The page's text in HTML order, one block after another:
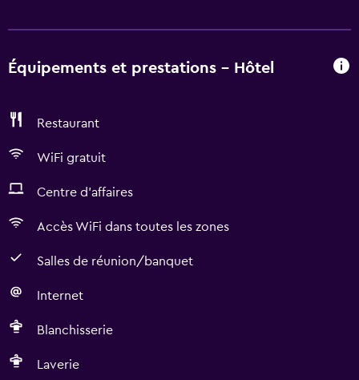
Équipements et prestations - Hôtel
Restaurant
WiFi gratuit
Centre d'affaires
Accès WiFi dans toutes les zones
Salles de réunion/banquet
Internet
Blanchisserie
Laverie